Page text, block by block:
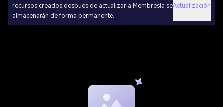
recursos creados después de actualizar a Membresía se
almacenarán de forma permanente.
Actualización